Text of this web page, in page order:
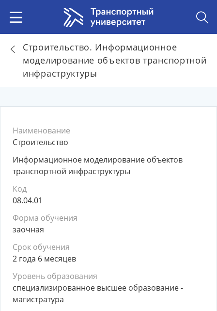
Строительство. Информационное
моделирование объектов транспортной
инфраструктуры
Наименование
Строительство
Информационное моделирование объектов
транспортной инфраструктуры
Код
08.04.01
Форма обучения
заочная
Срок обучения
2 года 6 месяцев
Уровень образования
специализированное высшее образование -
магистратура